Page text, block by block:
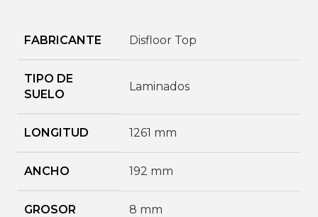
FABRICANTE Disfloor Top
TIPO DE
SUELO
Laminados
LONGITUD 1261 mm
ANCHO 192 mm
GROSOR 8 mm